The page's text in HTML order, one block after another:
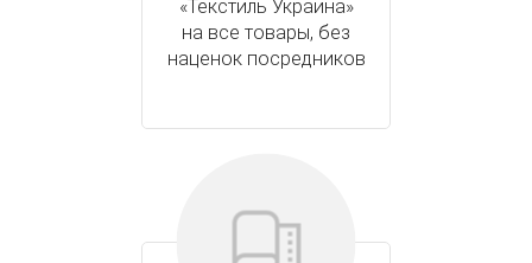
«Текстиль Украина»
на все товары, без
наценок посредников